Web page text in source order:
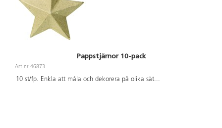
Pappstjärnor 10-pack
Art.nr 46873
10 st/fp. Enkla att måla och dekorera på olika sät...